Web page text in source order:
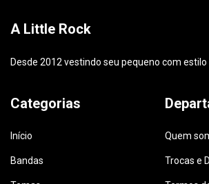
A Little Rock
Desde 2012 vestindo seu pequeno com
Categorias
Início
Bandas
Quem
Trocas e